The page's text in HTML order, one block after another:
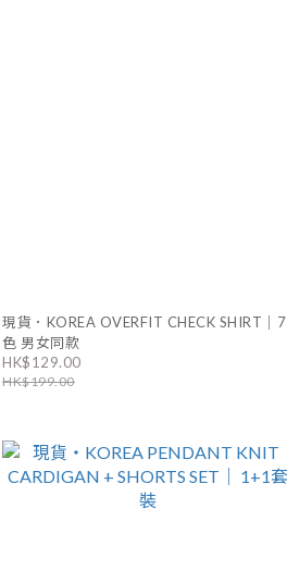
現貨．KOREA OVERFIT CHECK SHIRT｜7
色 男女同款
HK$129.00
HK$199.00